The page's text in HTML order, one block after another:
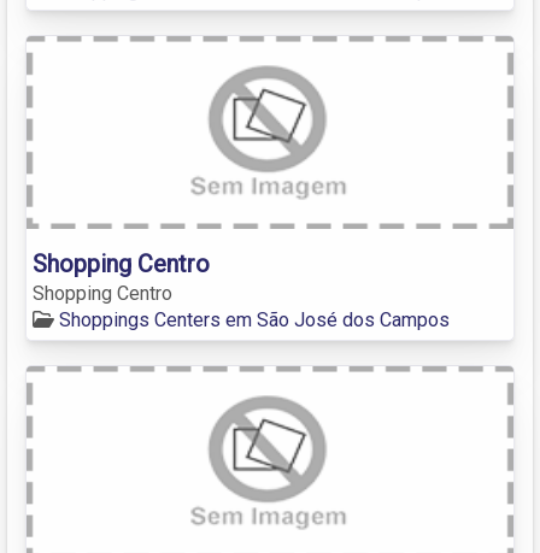
Shopping Centro
Shopping Centro
Shoppings Centers em São José dos Campos